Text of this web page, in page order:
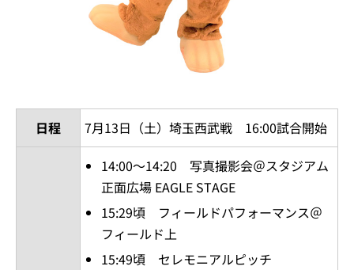
日程 7月13日（土）埼玉西武戦 16:00試合開始
14:00～14:20 写真撮影会＠スタジアム
正面広場 EAGLE STAGE
15:29頃 フィールドパフォーマンス＠
フィールド上
15:49頃 セレモニアルピッチ